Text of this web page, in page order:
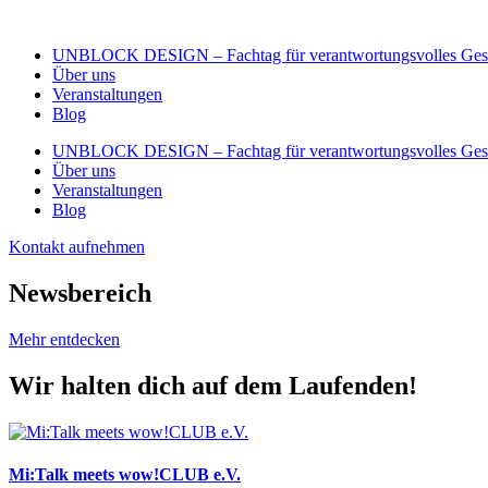
wechselnUNBLOCK DESIGN – Fachtag für verantwortungsvolles
Über uns
Veranstaltungen
Blog
UNBLOCK DESIGN – Fachtag für verantwortungsvolles
Über uns
Veranstaltungen
Blog
Kontakt aufnehmen
Newsbereich
Mehr entdecken
Wir halten dich auf dem Laufenden!
Mi:Talk meets wow!CLUB e.V.